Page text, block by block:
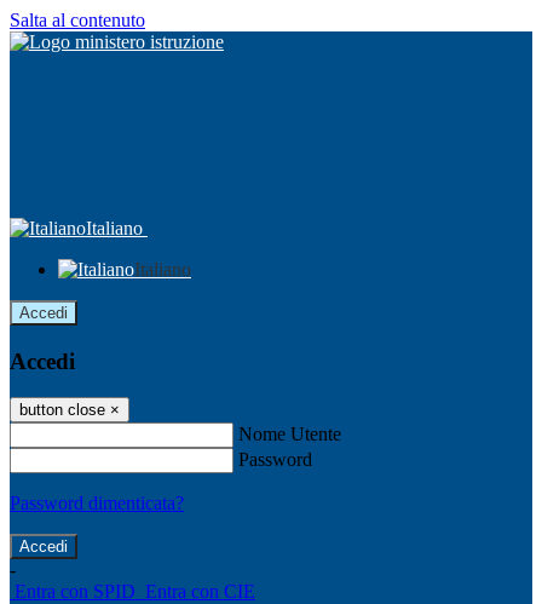
Salta al contenuto
Italiano
Italiano
Accedi
Accedi
button close ×
Nome Utente
Password
Password dimenticata?
-
Entra con SPID Entra con CIE